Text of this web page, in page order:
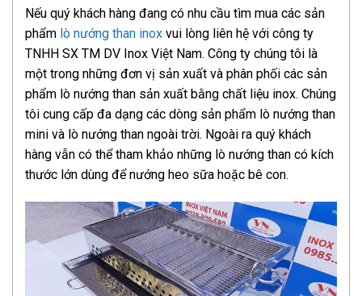
Nếu quý khách hàng đang có nhu cầu tìm mua các sản
phẩm lò nướng than inox vui lòng liên hệ với công ty
TNHH SX TM DV Inox Việt Nam. Công ty chúng tôi là
một trong những đơn vị sản xuất và phân phối các sản
phẩm lò nướng than sản xuất bằng chất liệu inox. Chúng
tôi cung cấp đa dạng các dòng sản phẩm lò nướng than
mini và lò nướng than ngoài trời. Ngoài ra quý khách
hàng vẫn có thể tham khảo những lò nướng than có kích
thước lớn dùng để nướng heo sữa hoặc bê con.